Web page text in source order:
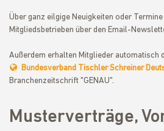
Über ganz eilgige Neuigkeiten oder
Mitgliedsbetrieben über den Email-
Außerdem erhalten Mitglieder automatisch
Bundesverband Tischler Schreiner
Branchenzeitschrift "GENAU".
Musterverträge,